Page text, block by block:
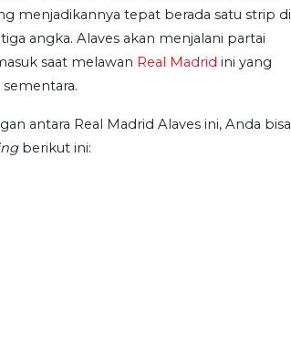
menjadikannya tepat berada satu strip di
angka. Alaves akan menjalani partai
saat melawan Real Madrid ini yang
antara Real Madrid Alaves ini, Anda bisa
berikut ini: